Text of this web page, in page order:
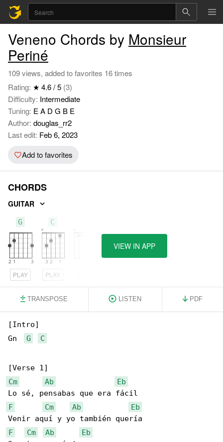
Veneno Chords by Monsieur
Periné
109 views, added to favorites 16 times
Rating: ★ 4.6 / 5 (3)
Difficulty: Intermediate
Tuning: E A D G B E
Author: douglas_rr2
Last edit: Feb 6, 2023
Add to favorites
CHORDS
GUITAR
G
PLAY
C
PLAY
VIEW IN APP
TRANSPOSE LISTEN PDF
[Intro]
Gn G C
Cm
Ab
Eb
F
Cm Ab
Eb
F
Cm Ab
Eb